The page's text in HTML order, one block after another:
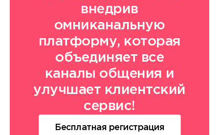
внедрив
омниканальную
платформу, которая
объединяет все
каналы общения и
улучшает клиентский
сервис!
Бесплатная регистрация